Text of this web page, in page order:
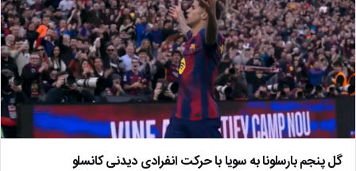
گل پنجم بارسلونا به سویا با حرکت انفرادی دیدنی کانسلو